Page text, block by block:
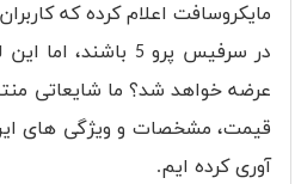
مایکروسافت اعلام کرده که
در سرفیس پرو 5
عرضه خواهد شد؟ ما شایعاتی
قیمت، مشخصات و ویژگی های
آوری کرده ایم.